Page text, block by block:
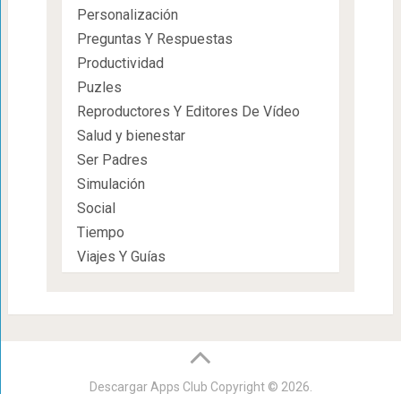
Personalización
Preguntas Y Respuestas
Productividad
Puzles
Reproductores Y Editores De Vídeo
Salud y bienestar
Ser Padres
Simulación
Social
Tiempo
Viajes Y Guías
Descargar Apps Club Copyright © 2026.